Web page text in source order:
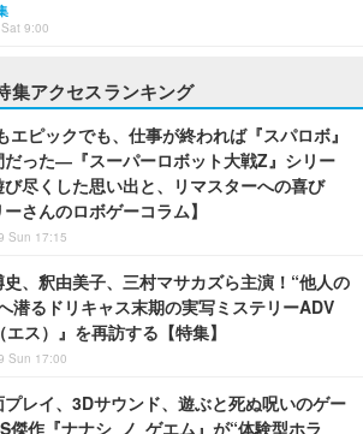
9:00
集アクセスランキング
エピックでも、仕事が終われば『スパロボ』
だった―『スーパーロボット大戦Z』シリー
び尽くした思い出と、リマスターへの喜び
ーさんのロボゲーコラム】
Sun 17:15
史、釈由美子、三村マサカズら主演！“他人の
潜るドリキャス末期の実写ミステリーADV
エス）』を再訪する【特集】
Sun 17:00
プレイ、3Dサウンド、遊ぶと死ぬ呪いのゲー
傑作『ナナシ ノ ゲエム』が“体験型ホラ